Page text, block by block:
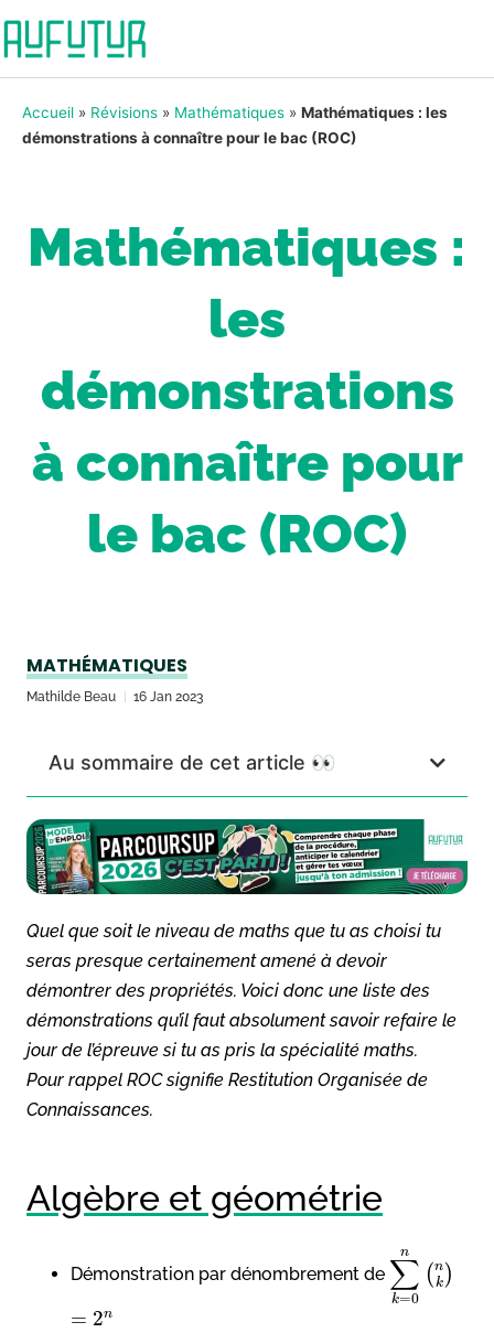
Accueil » Révisions » Mathématiques » Mathématiques : les
démonstrations à connaître pour le bac (ROC)
Mathématiques :
les
démonstrations
à connaître pour
le bac (ROC)
MATHÉMATIQUES
Mathilde Beau 16 Jan 2023
Au sommaire de cet article 👀
Quel que soit le niveau de maths que tu as choisi tu
seras presque certainement amené à devoir
démontrer des propriétés. Voici donc une liste des
démonstrations qu’il faut absolument savoir refaire le
jour de l’épreuve si tu as pris la spécialité maths.
Pour rappel ROC signifie Restitution Organisée de
Connaissances.
Algèbre et géométrie
Démonstration par dénombrement de ∑
k=0
n
( n
k )
= 2n